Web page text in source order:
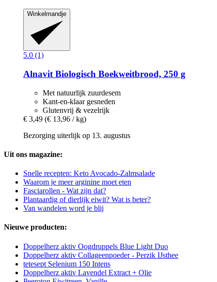
Winkelmandje
5.0 (1)
Alnavit Biologisch Boekweitbrood, 250 g
Met natuurlijk zuurdesem
Kant-en-klaar gesneden
Glutenvrij & vezelrijk
€ 3,49 (€ 13,96 / kg)
Bezorging uiterlijk op 13. augustus
Uit ons magazine:
Snelle recepten: Keto Avocado-Zalmsalade
Waarom je meer arginine moet eten
Fasciarollen - Wat zijn dat?
Plantaardig of dierlijk eiwit? Wat is beter?
Van wandelen word je blij
Nieuwe producten:
Doppelherz aktiv Oogdruppels Blue Light Duo
Doppelherz aktiv Collageenpoeder - Perzik IJsthee
tetesept Selenium 150 Intens
Doppelherz aktiv Lavendel Extract + Olie